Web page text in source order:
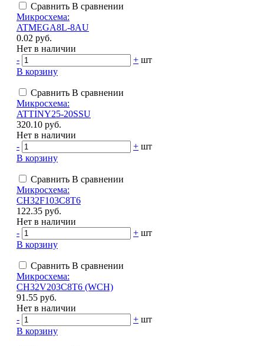
Сравнить В сравнении
Микросхема:
ATMEGA8L-8AU
0.02 руб.
Нет в наличии
-
+ шт
В корзину
Сравнить В сравнении
Микросхема:
ATTINY25-20SSU
320.10 руб.
Нет в наличии
-
+ шт
В корзину
Сравнить В сравнении
Микросхема:
CH32F103C8T6
122.35 руб.
Нет в наличии
-
+ шт
В корзину
Сравнить В сравнении
Микросхема:
CH32V203C8T6 (WCH)
91.55 руб.
Нет в наличии
-
+ шт
В корзину